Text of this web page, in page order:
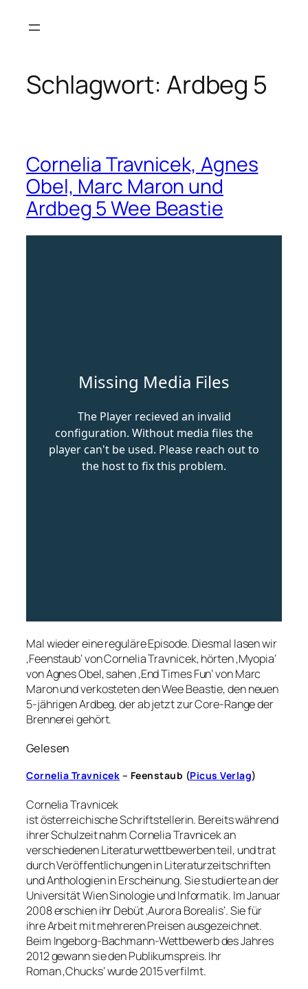
Inhalt
Schlagwort: Ardbeg 5
Cornelia Travnicek, Agnes
Obel, Marc Maron und
Ardbeg 5 Wee Beastie
Mal wieder eine reguläre Episode. Diesmal lasen wir
‚Feenstaub‘ von Cornelia Travnicek, hörten ‚Myopia‘
von Agnes Obel, sahen ‚End Times Fun‘ von Marc
Maron und verkosteten den Wee Beastie, den neuen
5-jährigen Ardbeg, der ab jetzt zur Core-Range der
Brennerei gehört.
Gelesen
Cornelia Travnicek – Feenstaub (Picus Verlag)
Cornelia Travnicek
ist österreichische Schriftstellerin. Bereits während
ihrer Schulzeit nahm Cornelia Travnicek an
verschiedenen Literaturwettbewerben teil, und trat
durch Veröffentlichungen in Literaturzeitschriften
und Anthologien in Erscheinung. Sie studierte an der
Universität Wien Sinologie und Informatik. Im Januar
2008 erschien ihr Debüt ‚Aurora Borealis‘. Sie für
ihre Arbeit mit mehreren Preisen ausgezeichnet.
Beim Ingeborg-Bachmann-Wettbewerb des Jahres
2012 gewann sie den Publikumspreis. Ihr
Roman ‚Chucks‘ wurde 2015 verfilmt.